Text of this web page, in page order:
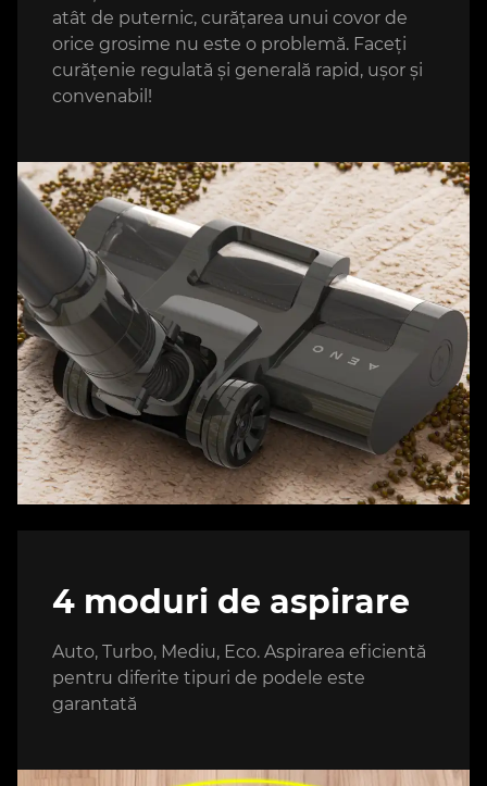
atât de puternic, curățarea unui covor de
orice grosime nu este o problemă. Faceți
curățenie regulată și generală rapid, ușor și
convenabil!
4 moduri de aspirare
Auto, Turbo, Mediu, Eco. Aspirarea eficientă
pentru diferite tipuri de podele este
garantată